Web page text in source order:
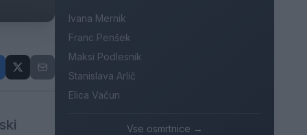
Ivana Mernik
Franc Penšek
Maksi Podlesnik
Stanislava Arlič
Elica Vačun
Vse osmrtnice →